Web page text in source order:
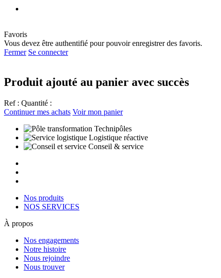
Favoris
Vous devez être authentifié pour pouvoir enregistrer des favoris.
Fermer Se connecter
Produit ajouté au panier avec succès
Ref : Quantité :
Continuer mes achats Voir mon panier
Technipôles
Logistique réactive
Conseil & service
Nos produits
NOS SERVICES
À propos
Nos engagements
Notre histoire
Nous rejoindre
Nous trouver